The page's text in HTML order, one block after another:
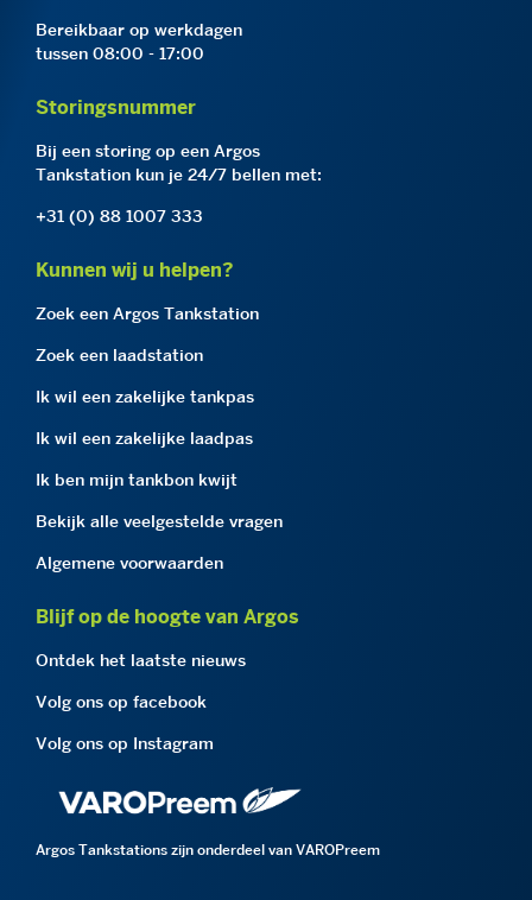
Bereikbaar op werkdagen
tussen 08:00 - 17:00
Storingsnummer
Bij een storing op een Argos
Tankstation kun je 24/7 bellen met:
+31 (0) 88 1007 333
Kunnen wij u helpen?
Zoek een Argos Tankstation
Zoek een laadstation
Ik wil een zakelijke tankpas
Ik wil een zakelijke laadpas
Ik ben mijn tankbon kwijt
Bekijk alle veelgestelde vragen
Algemene voorwaarden
Blijf op de hoogte van Argos
Ontdek het laatste nieuws
Volg ons op facebook
Volg ons op Instagram
Argos Tankstations zijn onderdeel van VAROPreem